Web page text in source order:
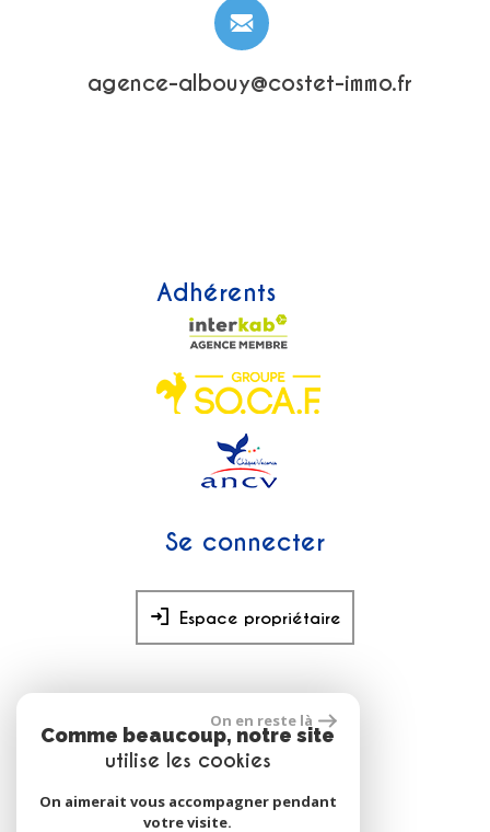
agence-albouy@costet-immo.fr
Adhérents
Se connecter
Espace propriétaire
On en reste là
Comme beaucoup, notre site
utilise les cookies
On aimerait vous accompagner pendant
votre visite.